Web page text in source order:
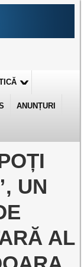
ANUNȚURI
UN
AL